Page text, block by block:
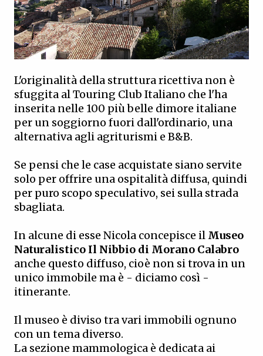
L'originalità della struttura ricettiva non è
sfuggita al Touring Club Italiano che l'ha
inserita nelle 100 più belle dimore italiane
per un soggiorno fuori dall'ordinario, una
alternativa agli agriturismi e B&B.
Se pensi che le case acquistate siano servite
solo per offrire una ospitalità diffusa, quindi
per puro scopo speculativo, sei sulla strada
sbagliata.
In alcune di esse Nicola concepisce il Museo
Naturalistico Il Nibbio di Morano Calabro
anche questo diffuso, cioè non si trova in un
unico immobile ma è - diciamo così -
itinerante.
Il museo è diviso tra vari immobili ognuno
con un tema diverso.
La sezione mammologica è dedicata ai